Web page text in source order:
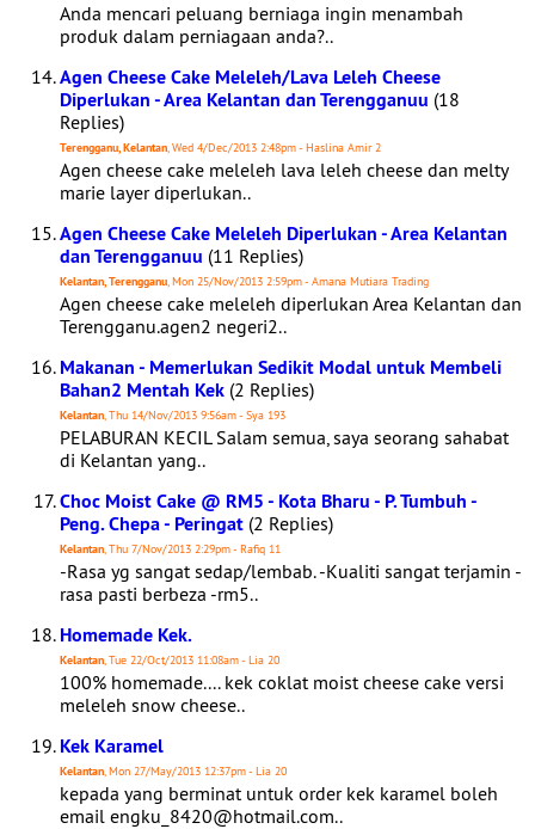
Anda mencari peluang berniaga ingin menambah
produk dalam perniagaan anda?..
Agen Cheese Cake Meleleh/Lava Leleh Cheese
Diperlukan - Area Kelantan dan Terengganuu (18
Replies)
Terengganu, Kelantan, Wed 4/Dec/2013 2:48pm - Haslina Amir 2
Agen cheese cake meleleh lava leleh cheese dan melty
marie layer diperlukan..
Agen Cheese Cake Meleleh Diperlukan - Area Kelantan
dan Terengganuu (11 Replies)
Kelantan, Terengganu, Mon 25/Nov/2013 2:59pm - Amana Mutiara Trading
Agen cheese cake meleleh diperlukan Area Kelantan dan
Terengganu.agen2 negeri2..
Makanan - Memerlukan Sedikit Modal untuk Membeli
Bahan2 Mentah Kek (2 Replies)
Kelantan, Thu 14/Nov/2013 9:56am - Sya 193
PELABURAN KECIL Salam semua, saya seorang sahabat
di Kelantan yang..
Choc Moist Cake @ RM5 - Kota Bharu - P. Tumbuh -
Peng. Chepa - Peringat (2 Replies)
Kelantan, Thu 7/Nov/2013 2:29pm - Rafiq 11
-Rasa yg sangat sedap/lembab. -Kualiti sangat terjamin -
rasa pasti berbeza -rm5..
Homemade Kek.
Kelantan, Tue 22/Oct/2013 11:08am - Lia 20
100% homemade.... kek coklat moist cheese cake versi
meleleh snow cheese..
Kek Karamel
Kelantan, Mon 27/May/2013 12:37pm - Lia 20
kepada yang berminat untuk order kek karamel boleh
email engku_8420@hotmail.com..